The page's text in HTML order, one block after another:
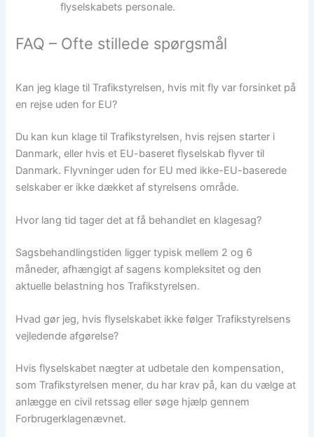
flyselskabets personale.
FAQ – Ofte stillede spørgsmål
Kan jeg klage til Trafikstyrelsen, hvis mit fly var forsinket på
en rejse uden for EU?
Du kan kun klage til Trafikstyrelsen, hvis rejsen starter i
Danmark, eller hvis et EU-baseret flyselskab flyver til
Danmark. Flyvninger uden for EU med ikke-EU-baserede
selskaber er ikke dækket af styrelsens område.
Hvor lang tid tager det at få behandlet en klagesag?
Sagsbehandlingstiden ligger typisk mellem 2 og 6
måneder, afhængigt af sagens kompleksitet og den
aktuelle belastning hos Trafikstyrelsen.
Hvad gør jeg, hvis flyselskabet ikke følger Trafikstyrelsens
vejledende afgørelse?
Hvis flyselskabet nægter at udbetale den kompensation,
som Trafikstyrelsen mener, du har krav på, kan du vælge at
anlægge en civil retssag eller søge hjælp gennem
Forbrugerklagenævnet.